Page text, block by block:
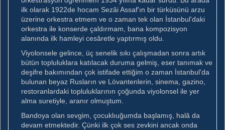
ilk olarak 1922de hocam Sezâi Assaf'ın bir türküsünü arzu
üzerine orkestra etmem ve o zaman tek olan İstanbul'daki
orkestra ile konserde çaldırmam, bana kompozisyon
alanında ilk hamleyi cesâretle yaptırmış oldu.
Viyolonsele gelince, üç senelik sıkı çalışmadan sonra artık
bütün topluluklara katılacak duruma gelmiş, eser tanımak ve
deşifre bakımından çok istifade ettiğim o zaman İstanbul'da
bulunan beyaz Rusların ve Lövantenlerin, sinema, gazino,
restoranlardaki topluluklarının çoğunda viyolonsel ile yer
alma suretiyle, aranır olmuştum.
Bandoya olan sevgim, çocuklıuğumda başlamış, halâ da
devam etmektedir. Çünki ilk çok ses zevkini ancak onda